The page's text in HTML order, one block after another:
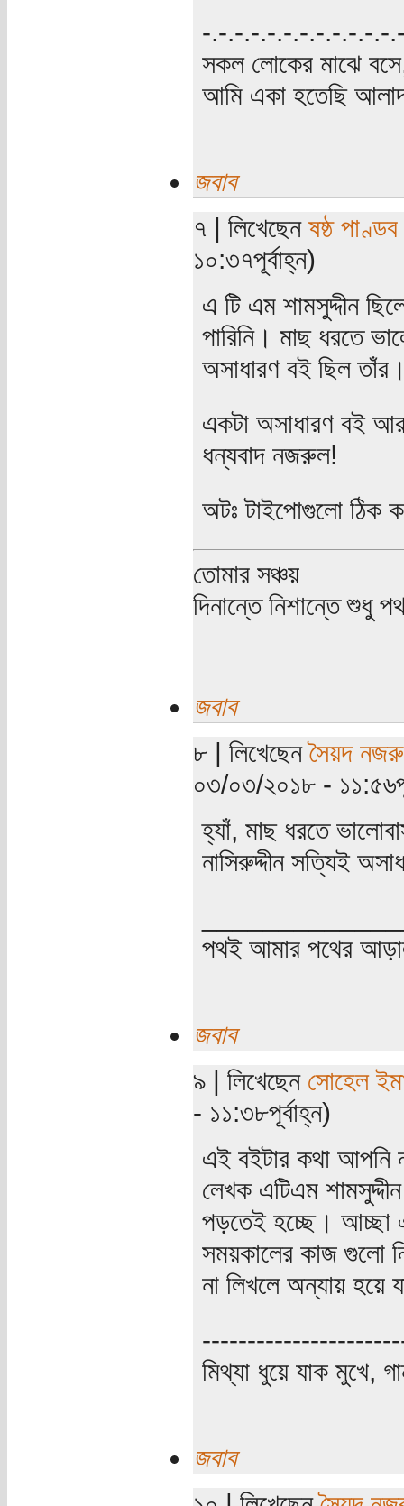
‍‌-.-.-.-.-.-.-.-.-.-.-.-
সকল লোকের মাঝে
আমি একা হতেছি
জবাব
৭ | লিখেছেন ষষ্ঠ পাণ্ডব
১০:৩৭পূর্বাহ্ন)
এ টি এম শামসুদ্দীন
পারিনি। মাছ ধরতে
অসাধারণ বই ছিল
একটা অসাধারণ বই আর
ধন্যবাদ নজরুল!
অটঃ টাইপোগুলো ঠিক
তোমার সঞ্চয়
দিনান্তে নিশান্তে শুধু
জবাব
৮ | লিখেছেনসৈয়দ
০৩/০৩/২০১৮ -
হ্যাঁ, মাছ ধরতে
নাসিরুদ্দীন সত্যিই
পথই আমার পথের
জবাব
৯ | লিখেছেন সোহেল
- ১১:৩৮পূর্বাহ্ন)
এই বইটার কথা আপনি
লেখক এটিএম
পড়তেই হচ্ছে। আচ্ছা
সময়কালের কাজ গুলো
না লিখলে অন্যায় হয়ে
মিথ্যা ধুয়ে যাক মুখে,
জবাব